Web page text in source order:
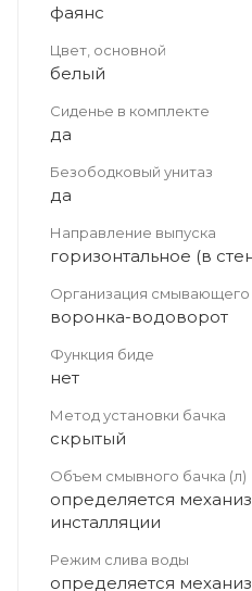
фаянс
Цвет, основной
белый
Сиденье в комплекте
да
Безободковый унитаз
да
Направление выпуска
горизонтальное (в
Организация смывающего
воронка-водоворот
Функция биде
нет
Метод установки бачка
скрытый
Объем смывного бачка (л)
определяется
инсталляции
Режим слива воды
определяется